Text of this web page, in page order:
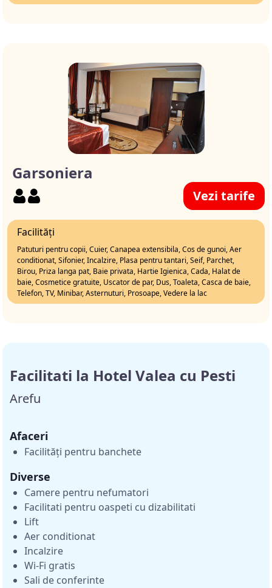
Garsoniera
Vezi tarife
Facilități
Patuturi pentru copii, Cuier, Canapea extensibila, Cos de gunoi, Aer
conditionat, Sifonier, Incalzire, Plasa pentru tantari, Seif, Parchet,
Birou, Priza langa pat, Baie privata, Hartie Igienica, Cada, Halat de
baie, Cosmetice gratuite, Uscator de par, Dus, Toaleta, Casca de baie,
Telefon, TV, Minibar, Asternuturi, Prosoape, Vedere la lac
Facilitati la Hotel Valea cu Pesti
Arefu
Afaceri
Facilități pentru banchete
Diverse
Camere pentru nefumatori
Facilitati pentru oaspeti cu dizabilitati
Lift
Aer conditionat
Incalzire
Wi-Fi gratis
Sali de conferinte